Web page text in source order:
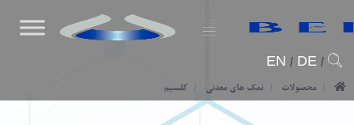
EN / DE /
محصولات نمک های معدنی کلسیم